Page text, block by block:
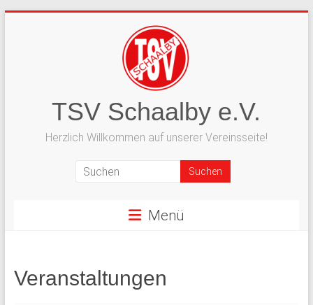
TSV Schaalby e.V.
Herzlich Willkommen auf unserer Vereinsseite!
Menü
Veranstaltungen